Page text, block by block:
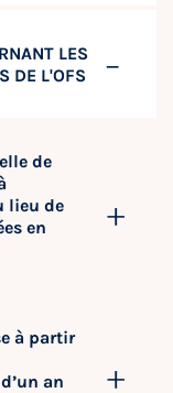
LES
DE L'OFS
de
lieu de
en
à partir
an